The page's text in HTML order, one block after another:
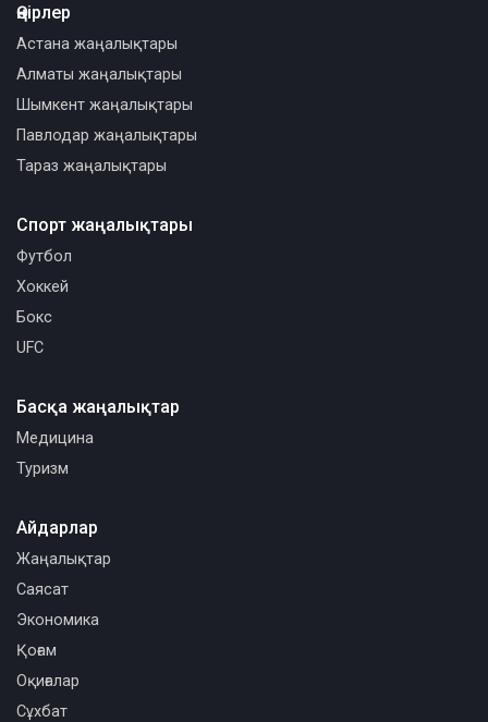
Өңірлер
Астана жаңалықтары
Алматы жаңалықтары
Шымкент жаңалықтары
Павлодар жаңалықтары
Тараз жаңалықтары
Спорт жаңалықтары
Футбол
Хоккей
Бокс
UFC
Басқа жаңалықтар
Медицина
Туризм
Айдарлар
Жаңалықтар
Саясат
Экономика
Қоғам
Оқиғалар
Сұхбат